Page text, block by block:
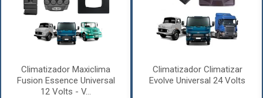
Climatizador Maxiclima
Fusion Essence Universal
12 Volts - V...
Climatizador Climatizar
Evolve Universal 24 Volts